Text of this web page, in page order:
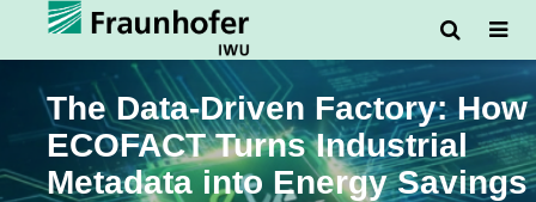
The Data-Driven Factory: How
ECOFACT Turns Industrial
Metadata into Energy Savings